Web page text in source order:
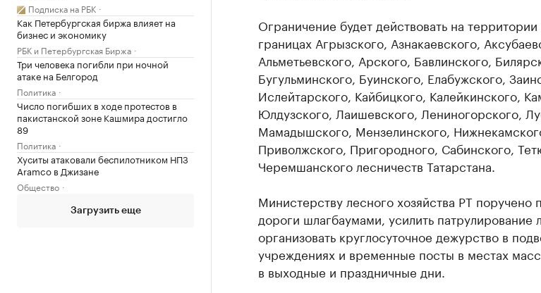
Подписка на РБК
Как Петербургская биржа влияет на
бизнес и экономику
РБК и Петербургская Биржа
Три человека погибли при ночной
атаке на Белгород
Политика
Число погибших в ходе протестов в
пакистанской зоне Кашмира достигло
89
Политика
Хуситы атаковали беспилотником НПЗ
Aramco в Джизане
Общество
Загрузить еще
Ограничение будет действовать на
границах Агрызского, Азнакаевского,
Альметьевского, Арского, Бавлинского,
Бугульминского, Буинского, Елабужского,
Ислейтарского, Кайбицкого, Калейкинского,
Юлдузского, Лаишевского, Лениногорского,
Мамадышского, Мензелинского,
Приволжского, Пригородного, Сабинского,
Черемшанского лесничеств Татарстана.
Министерству лесного хозяйства РТ поручено
дороги шлагбаумами, усилить патрулирование
организовать круглосуточное дежурство в
учреждениях и временные посты в местах
в выходные и праздничные дни.